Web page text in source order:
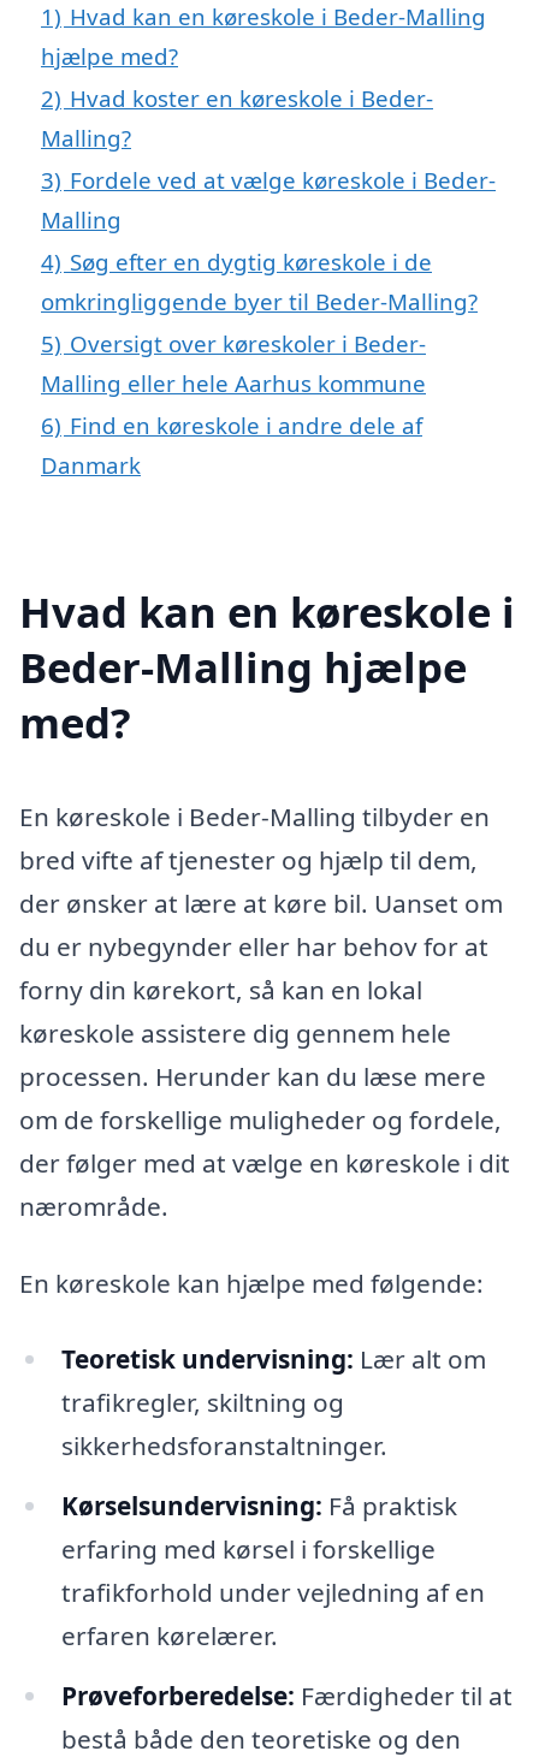
1) Hvad kan en køreskole i Beder-Malling
hjælpe med?
2) Hvad koster en køreskole i Beder-
Malling?
3) Fordele ved at vælge køreskole i Beder-
Malling
4) Søg efter en dygtig køreskole i de
omkringliggende byer til Beder-Malling?
5) Oversigt over køreskoler i Beder-
Malling eller hele Aarhus kommune
6) Find en køreskole i andre dele af
Danmark
Hvad kan en køreskole i
Beder-Malling hjælpe
med?
En køreskole i Beder-Malling tilbyder en
bred vifte af tjenester og hjælp til dem,
der ønsker at lære at køre bil. Uanset om
du er nybegynder eller har behov for at
forny din kørekort, så kan en lokal
køreskole assistere dig gennem hele
processen. Herunder kan du læse mere
om de forskellige muligheder og fordele,
der følger med at vælge en køreskole i dit
nærområde.
En køreskole kan hjælpe med følgende:
Teoretisk undervisning: Lær alt om
trafikregler, skiltning og
sikkerhedsforanstaltninger.
Kørselsundervisning: Få praktisk
erfaring med kørsel i forskellige
trafikforhold under vejledning af en
erfaren kørelærer.
Prøveforberedelse: Færdigheder til at
bestå både den teoretiske og den